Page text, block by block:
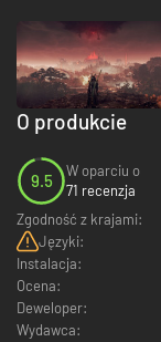
O produkcie
9.5
W oparciu o
71 recenzja
Zgodność z krajami:
Języki:
Instalacja:
Ocena:
Deweloper:
Wydawca: